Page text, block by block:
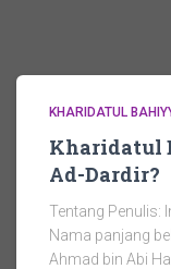
KHARIDATUL
Kharidatul
Ad-Dardir?
Tentang Penulis:
Nama panjang
Ahmad bin Abi